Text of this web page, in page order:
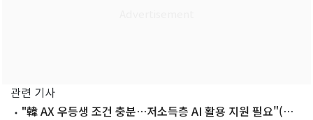
관련 기사
"韓 AX 우등생 조건 충분…저소득층 AI 활용 지원 필요"(종